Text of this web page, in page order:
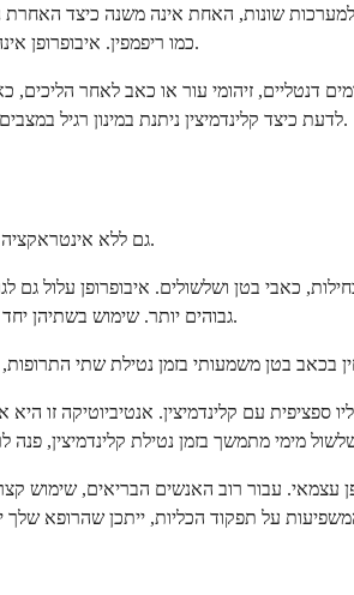
למערכות שונות, האחת אינה משנה כיצד
כוללות אריתרומיצין, חוסמי עצב-שריר ומשררי CYP3A4 כמו ריפמפין. איבופרופן אינה ברשימה זו.
דנטליים, זיהומי עור או כאב לאחר
לדעת כיצד קלינדמיצין ניתנת במינון רגילמכסה את לוחות הזמנים הסטנדרטיים.
גם ללא אינטראקציה ישירה, ישנם מספר שיקולים מעשיים בעת שימוש בשתי התרופות יחד.
כאבי בטן ושלשולים. איבופרופן עלול
גבוהים יותר. שימוש בשתיהן יחד עלול להפוך אי נוחות בבטן לסבירה יותר מאשר נטילת אחת מהן בלבד.
בכאב בטן משמעותי בזמן נטילת שתי התרופות,
עצמאי. עבור רוב האנשים הבריאים, שימוש